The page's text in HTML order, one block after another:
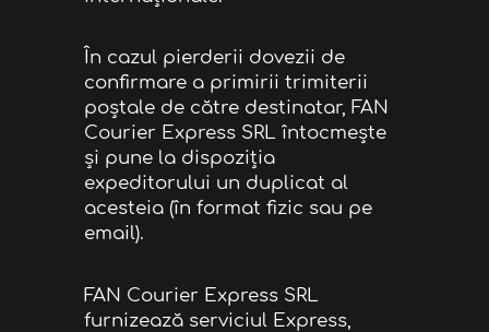
În cazul pierderii dovezii de
confirmare a primirii trimiterii
poştale de către destinatar, FAN
Courier Express SRL întocmeşte
şi pune la dispoziţia
expeditorului un duplicat al
acesteia (în format fizic sau pe
email).
FAN Courier Express SRL
furnizează serviciul Express,